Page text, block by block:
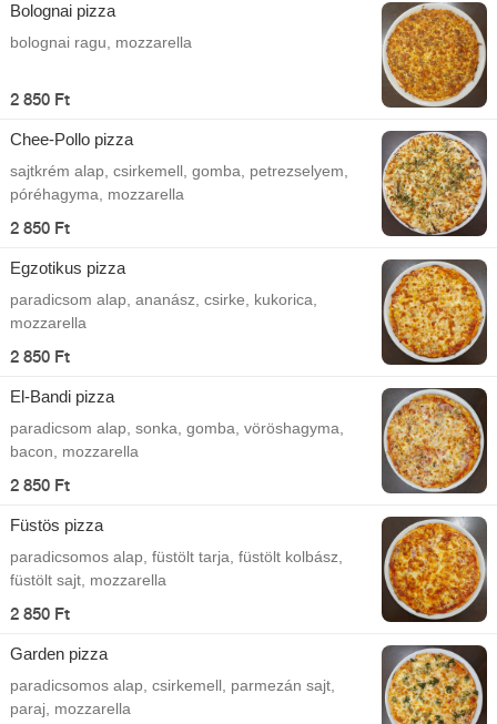
Bolognai pizza
bolognai ragu, mozzarella
2 850 Ft
Chee-Pollo pizza
sajtkrém alap, csirkemell, gomba, petrezselyem,
póréhagyma, mozzarella
2 850 Ft
Egzotikus pizza
paradicsom alap, ananász, csirke, kukorica,
mozzarella
2 850 Ft
El-Bandi pizza
paradicsom alap, sonka, gomba, vöröshagyma,
bacon, mozzarella
2 850 Ft
Füstös pizza
paradicsomos alap, füstölt tarja, füstölt kolbász,
füstölt sajt, mozzarella
2 850 Ft
Garden pizza
paradicsomos alap, csirkemell, parmezán sajt,
paraj, mozzarella